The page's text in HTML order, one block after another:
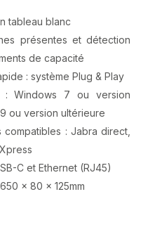
tableau blanc
présentes et détection
de capacité
: système Plug & Play
: Windows 7 ou version
ou version ultérieure
: Jabra direct,
C et Ethernet (RJ45)
x 80 x 125mm